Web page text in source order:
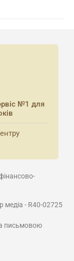
№1 для
медіа - R40-02725
письмовою